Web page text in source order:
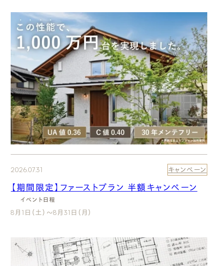
まずは相談する[無料]
モデルハウスを見る
ファーストプランを試す
2026.07.31 キャンペーン
【期間限定】ファーストプラン 半額キャンペーン
イベント日程
8月1日（土）～8月31日（月）
セミナー・勉強会
イベント
キャンペーン
その他
いつでも現場見学会
メンテナンス教室
住まイイ教室
エムズカフェ